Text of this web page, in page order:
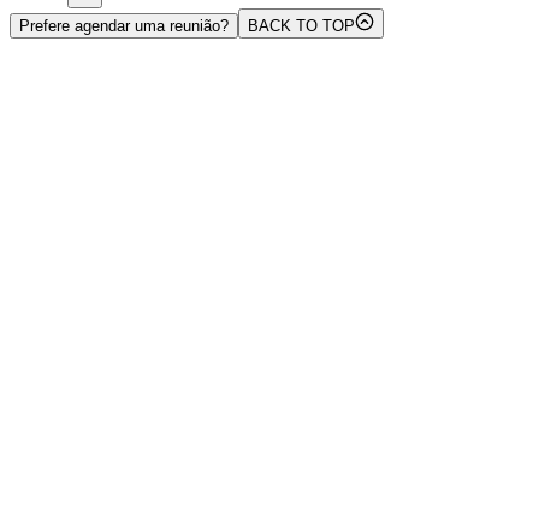
Prefere agendar uma reunião? BACK TO TOP